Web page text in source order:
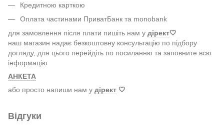
Кредитною карткою
Оплата частинами ПриватБанк та monobank
для замовлення після плати пишіть нам у дірект🤍
наш магазин надає безкоштовну консультацію по підбору
догляду, для цього перейдіть по посиланню та заповните всю
інформацію
АНКЕТА
або просто напиши нам у дірект 🤍
Відгуки